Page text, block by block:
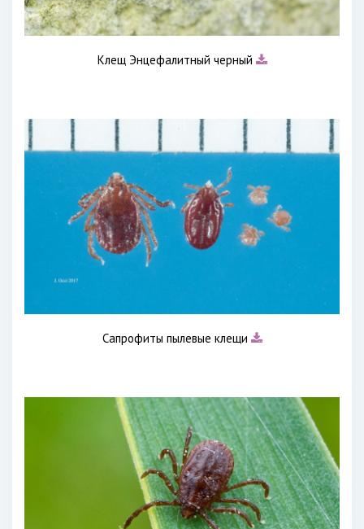
Клещ Энцефалитный черный
Сапрофиты пылевые клещи